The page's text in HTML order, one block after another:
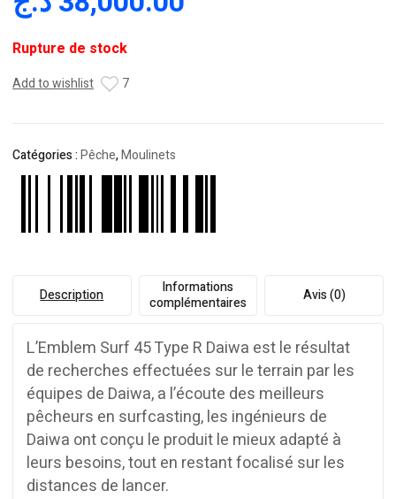
Rupture de stock
Add to wishlist 7
Catégories :Pêche,Moulinets
Description
Informations
complémentaires
Avis (0)
L’Emblem Surf 45 Type R Daiwa est le résultat
de recherches effectuées sur le terrain par les
équipes de Daiwa, a l’écoute des meilleurs
pêcheurs en surfcasting, les ingénieurs de
Daiwa ont conçu le produit le mieux adapté à
leurs besoins, tout en restant focalisé sur les
distances de lancer.